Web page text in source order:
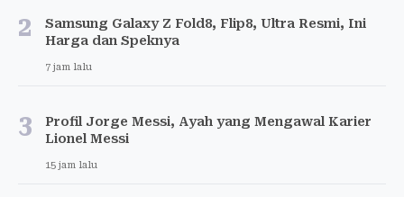
2
Samsung Galaxy Z Fold8, Flip8, Ultra Resmi, Ini
Harga dan Speknya
7 jam lalu
3
Profil Jorge Messi, Ayah yang Mengawal Karier
Lionel Messi
15 jam lalu